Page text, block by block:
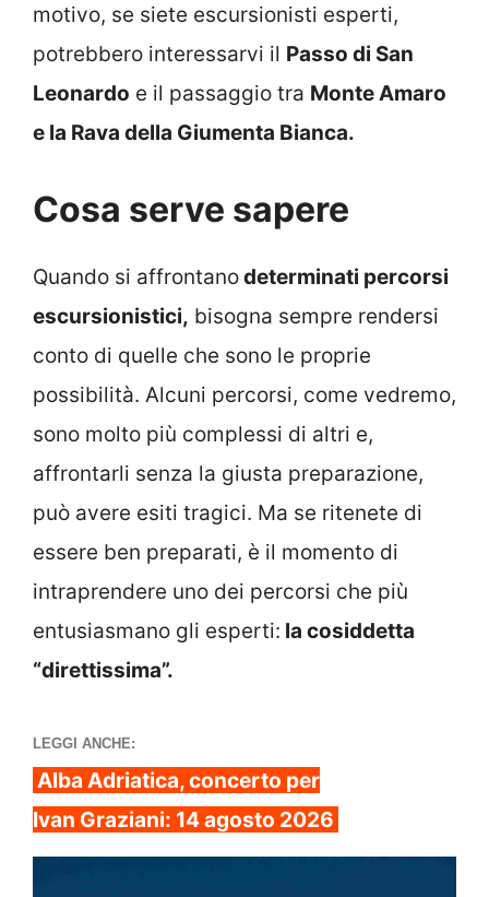
motivo, se siete escursionisti esperti,
potrebbero interessarvi il Passo di San
Leonardo e il passaggio tra Monte Amaro
e la Rava della Giumenta Bianca.
Cosa serve sapere
Quando si affrontanodeterminati percorsi
escursionistici, bisogna sempre rendersi
conto di quelle che sono le proprie
possibilità. Alcuni percorsi, come vedremo,
sono molto più complessi di altri e,
affrontarli senza la giusta preparazione,
può avere esiti tragici. Ma se ritenete di
essere ben preparati, è il momento di
intraprendere uno dei percorsi che più
entusiasmano gli esperti: la cosiddetta
“direttissima”.
LEGGI ANCHE:
Alba Adriatica, concerto per
Ivan Graziani: 14 agosto 2026